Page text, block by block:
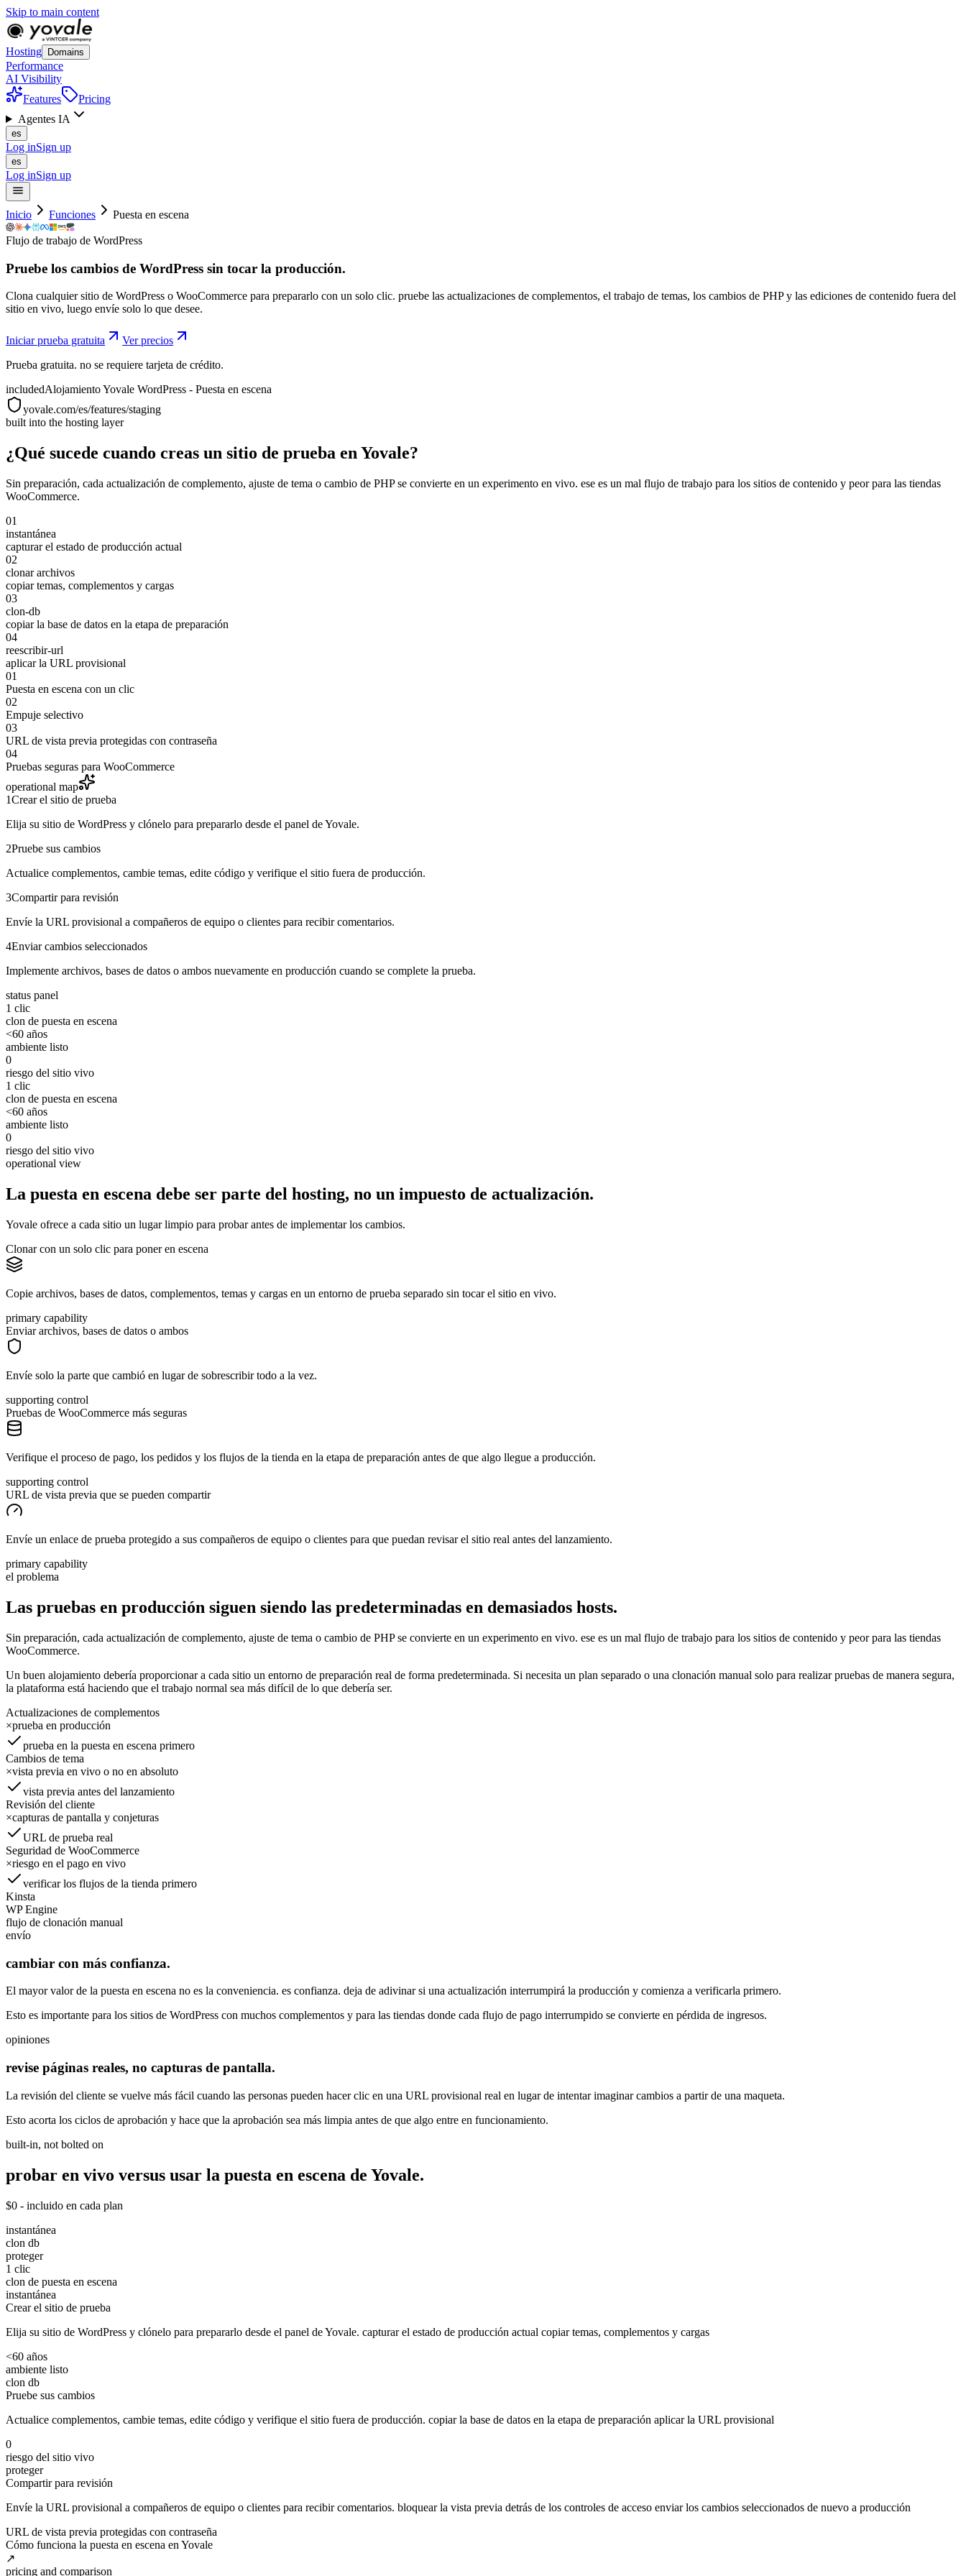
Skip to main content
Hosting Domains
Performance
AI Visibility
Features
Pricing
Agentes IA
es
Log inSign up
es
Log inSign up
Inicio Funciones Puesta en escena
Flujo de trabajo de WordPress
Pruebe los cambios de WordPress sin tocar la producción.
Clona cualquier sitio de WordPress o WooCommerce para prepararlo con un solo clic. pruebe las actualizaciones de complementos, el trabajo de temas, los cambios de PHP y las ediciones de contenido fuera del
sitio en vivo, luego envíe solo lo que desee.
Iniciar prueba gratuita
Ver precios
Prueba gratuita. no se requiere tarjeta de crédito.
includedAlojamiento Yovale WordPress - Puesta en escena
yovale.com/es/features/staging
built into the hosting layer
¿Qué sucede cuando creas un sitio de prueba en Yovale?
Sin preparación, cada actualización de complemento, ajuste de tema o cambio de PHP se convierte en un experimento en vivo. ese es un mal flujo de trabajo para los sitios de contenido y peor para las tiendas
WooCommerce.
01
instantánea
capturar el estado de producción actual
02
clonar archivos
copiar temas, complementos y cargas
03
clon-db
copiar la base de datos en la etapa de preparación
04
reescribir-url
aplicar la URL provisional
01
Puesta en escena con un clic
02
Empuje selectivo
03
URL de vista previa protegidas con contraseña
04
Pruebas seguras para WooCommerce
operational map
1Crear el sitio de prueba
Elija su sitio de WordPress y clónelo para prepararlo desde el panel de Yovale.
2Pruebe sus cambios
Actualice complementos, cambie temas, edite código y verifique el sitio fuera de producción.
3Compartir para revisión
Envíe la URL provisional a compañeros de equipo o clientes para recibir comentarios.
4Enviar cambios seleccionados
Implemente archivos, bases de datos o ambos nuevamente en producción cuando se complete la prueba.
status panel
1 clic
clon de puesta en escena
<60 años
ambiente listo
0
riesgo del sitio vivo
1 clic
clon de puesta en escena
<60 años
ambiente listo
0
riesgo del sitio vivo
operational view
La puesta en escena debe ser parte del hosting, no un impuesto de actualización.
Yovale ofrece a cada sitio un lugar limpio para probar antes de implementar los cambios.
Clonar con un solo clic para poner en escena
Copie archivos, bases de datos, complementos, temas y cargas en un entorno de prueba separado sin tocar el sitio en vivo.
primary capability
Enviar archivos, bases de datos o ambos
Envíe solo la parte que cambió en lugar de sobrescribir todo a la vez.
supporting control
Pruebas de WooCommerce más seguras
Verifique el proceso de pago, los pedidos y los flujos de la tienda en la etapa de preparación antes de que algo llegue a producción.
supporting control
URL de vista previa que se pueden compartir
Envíe un enlace de prueba protegido a sus compañeros de equipo o clientes para que puedan revisar el sitio real antes del lanzamiento.
primary capability
el problema
Las pruebas en producción siguen siendo las predeterminadas en demasiados hosts.
Sin preparación, cada actualización de complemento, ajuste de tema o cambio de PHP se convierte en un experimento en vivo. ese es un mal flujo de trabajo para los sitios de contenido y peor para las tiendas
WooCommerce.
Un buen alojamiento debería proporcionar a cada sitio un entorno de preparación real de forma predeterminada. Si necesita un plan separado o una clonación manual solo para realizar pruebas de manera segura,
la plataforma está haciendo que el trabajo normal sea más difícil de lo que debería ser.
Actualizaciones de complementos
×prueba en producción
prueba en la puesta en escena primero
Cambios de tema
×vista previa en vivo o no en absoluto
vista previa antes del lanzamiento
Revisión del cliente
×capturas de pantalla y conjeturas
URL de prueba real
Seguridad de WooCommerce
×riesgo en el pago en vivo
verificar los flujos de la tienda primero
Kinsta
WP Engine
flujo de clonación manual
envío
cambiar con más confianza.
El mayor valor de la puesta en escena no es la conveniencia. es confianza. deja de adivinar si una actualización interrumpirá la producción y comienza a verificarla primero.
Esto es importante para los sitios de WordPress con muchos complementos y para las tiendas donde cada flujo de pago interrumpido se convierte en pérdida de ingresos.
opiniones
revise páginas reales, no capturas de pantalla.
La revisión del cliente se vuelve más fácil cuando las personas pueden hacer clic en una URL provisional real en lugar de intentar imaginar cambios a partir de una maqueta.
Esto acorta los ciclos de aprobación y hace que la aprobación sea más limpia antes de que algo entre en funcionamiento.
built-in, not bolted on
probar en vivo versus usar la puesta en escena de Yovale.
$0 - incluido en cada plan
instantánea
clon db
proteger
1 clic
clon de puesta en escena
instantánea
Crear el sitio de prueba
Elija su sitio de WordPress y clónelo para prepararlo desde el panel de Yovale. capturar el estado de producción actual copiar temas, complementos y cargas
<60 años
ambiente listo
clon db
Pruebe sus cambios
Actualice complementos, cambie temas, edite código y verifique el sitio fuera de producción. copiar la base de datos en la etapa de preparación aplicar la URL provisional
0
riesgo del sitio vivo
proteger
Compartir para revisión
Envíe la URL provisional a compañeros de equipo o clientes para recibir comentarios. bloquear la vista previa detrás de los controles de acceso enviar los cambios seleccionados de nuevo a producción
URL de vista previa protegidas con contraseña
Cómo funciona la puesta en escena en Yovale
↗
pricing and comparison